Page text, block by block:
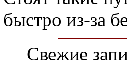
быстро из-за
Свежие